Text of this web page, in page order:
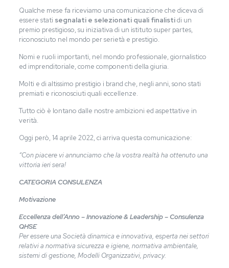
Qualche mese fa riceviamo una comunicazione che diceva di
essere stati segnalati e selezionati quali finalistidi un
premio prestigioso, su iniziativa di un istituto super partes,
riconosciuto nel mondo per serietà e prestigio.
Nomi e ruoli importanti, nel mondo professionale, giornalistico
ed imprenditoriale, come componenti della giuria.
Molti e di altissimo prestigio i brand che, negli anni, sono stati
premiati e riconosciuti quali eccellenze.
Tutto ciò è lontano dalle nostre ambizioni ed aspettative in
verità.
Oggi però, 14 aprile 2022, ci arriva questa comunicazione:
“Con piacere vi annunciamo che la vostra realtà ha ottenuto una
vittoria ieri sera!
CATEGORIA CONSULENZA
Motivazione
Eccellenza dell’Anno – Innovazione & Leadership – Consulenza
QHSE
Per essere una Società dinamica e innovativa, esperta nei settori
relativi a normativa sicurezza e igiene, normativa ambientale,
sistemi di gestione, Modelli Organizzativi, privacy.